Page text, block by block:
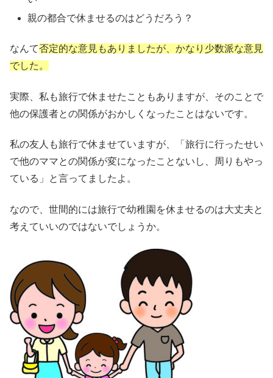
親の都合で休ませるのはどうだろう？
なんて否定的な意見もありましたが、かなり少数派な意見
でした。
実際、私も旅行で休ませたこともありますが、そのことで
他の保護者との関係がおかしくなったことはないです。
私の友人も旅行で休ませていますが、「旅行に行ったせい
で他のママとの関係が変になったことないし、周りもやっ
ている」と言ってましたよ。
なので、世間的には旅行で幼稚園を休ませるのは大丈夫と
考えていいのではないでしょうか。